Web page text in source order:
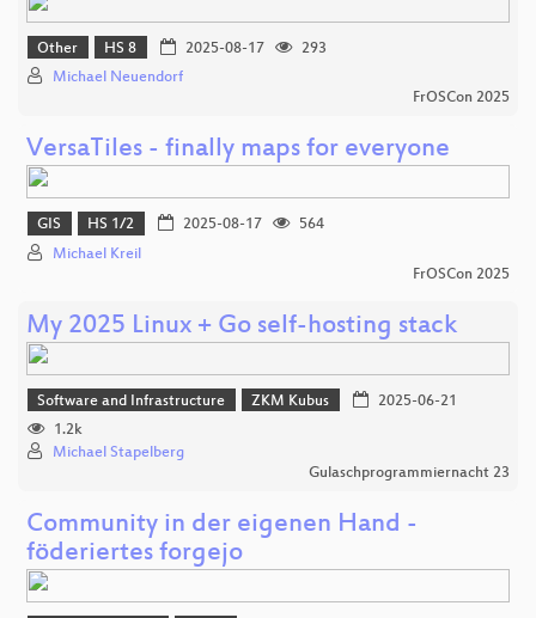
Other HS 8 2025-08-17
293
Michael Neuendorf
FrOSCon 2025
VersaTiles - finally maps for everyone
GIS HS 1/2 2025-08-17
564
Michael Kreil
FrOSCon 2025
My 2025 Linux + Go self-hosting stack
Software and Infrastructure ZKM Kubus
2025-06-21
1.2k
Michael Stapelberg
Gulaschprogrammiernacht 23
Community in der eigenen Hand -
föderiertes forgejo